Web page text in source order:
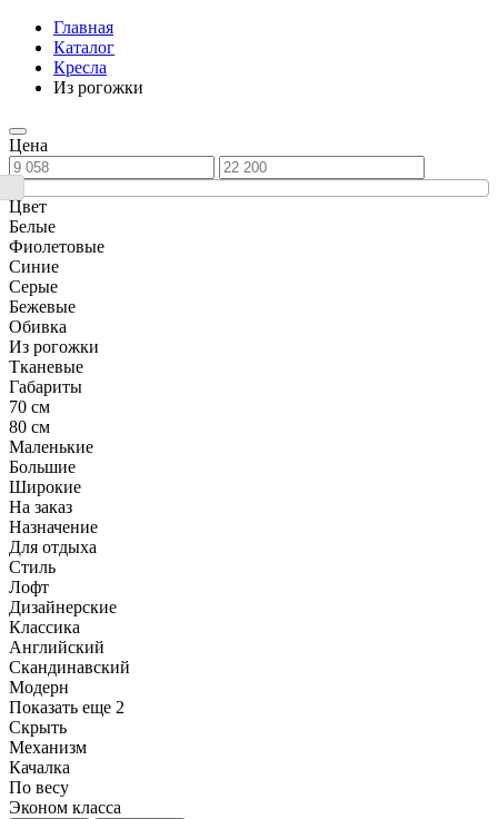
Главная
Каталог
Кресла
Из рогожки
Цена
Цвет
Белые
Фиолетовые
Синие
Серые
Бежевые
Обивка
Из рогожки
Тканевые
Габариты
70 см
80 см
Маленькие
Большие
Широкие
На заказ
Назначение
Для отдыха
Стиль
Лофт
Дизайнерские
Классика
Английский
Скандинавский
Модерн
Показать еще 2
Скрыть
Механизм
Качалка
По весу
Эконом класса